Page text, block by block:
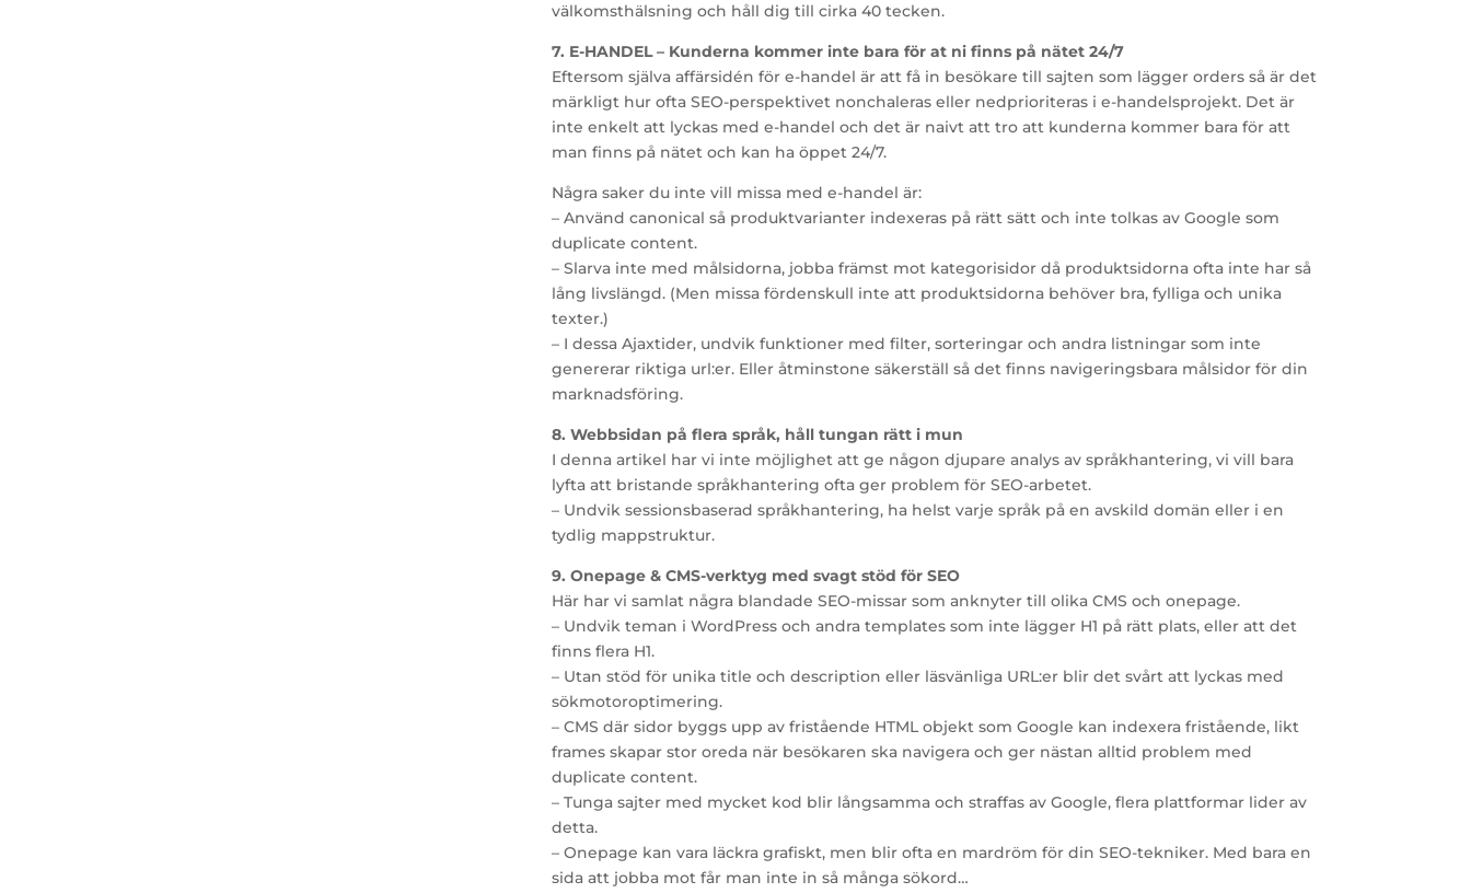
välkomsthälsning och håll dig till cirka 40 tecken.
7. E-HANDEL – Kunderna kommer inte bara för at ni finns på nätet 24/7
Eftersom själva affärsidén för e-handel är att få in besökare till sajten som lägger orders så är det
märkligt hur ofta SEO-perspektivet nonchaleras eller nedprioriteras i e-handelsprojekt. Det är
inte enkelt att lyckas med e-handel och det är naivt att tro att kunderna kommer bara för att
man finns på nätet och kan ha öppet 24/7.
Några saker du inte vill missa med e-handel är:
– Använd canonical så produktvarianter indexeras på rätt sätt och inte tolkas av Google som
duplicate content.
– Slarva inte med målsidorna, jobba främst mot kategorisidor då produktsidorna ofta inte har så
lång livslängd. (Men missa fördenskull inte att produktsidorna behöver bra, fylliga och unika
texter.)
– I dessa Ajaxtider, undvik funktioner med filter, sorteringar och andra listningar som inte
genererar riktiga url:er. Eller åtminstone säkerställ så det finns navigeringsbara målsidor för din
marknadsföring.
8. Webbsidan på flera språk, håll tungan rätt i mun
I denna artikel har vi inte möjlighet att ge någon djupare analys av språkhantering, vi vill bara
lyfta att bristande språkhantering ofta ger problem för SEO-arbetet.
– Undvik sessionsbaserad språkhantering, ha helst varje språk på en avskild domän eller i en
tydlig mappstruktur.
9. Onepage & CMS-verktyg med svagt stöd för SEO
Här har vi samlat några blandade SEO-missar som anknyter till olika CMS och onepage.
– Undvik teman i WordPress och andra templates som inte lägger H1 på rätt plats, eller att det
finns flera H1.
– Utan stöd för unika title och description eller läsvänliga URL:er blir det svårt att lyckas med
sökmotoroptimering.
– CMS där sidor byggs upp av fristående HTML objekt som Google kan indexera fristående, likt
frames skapar stor oreda när besökaren ska navigera och ger nästan alltid problem med
duplicate content.
– Tunga sajter med mycket kod blir långsamma och straffas av Google, flera plattformar lider av
detta.
– Onepage kan vara läckra grafiskt, men blir ofta en mardröm för din SEO-tekniker. Med bara en
sida att jobba mot får man inte in så många sökord…